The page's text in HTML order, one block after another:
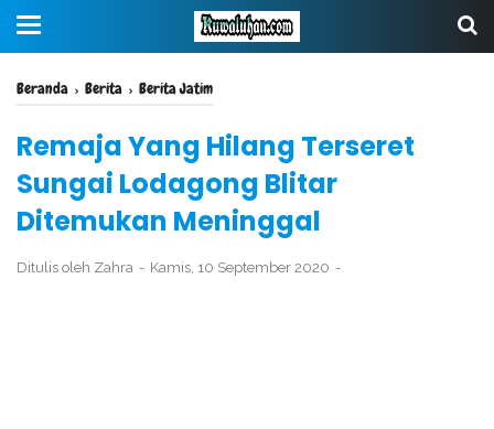
Beranda › Berita › Berita Jatim
Remaja Yang Hilang Terseret
Sungai Lodagong Blitar
Ditemukan Meninggal
Ditulis oleh Zahra Kamis, 10 September 2020